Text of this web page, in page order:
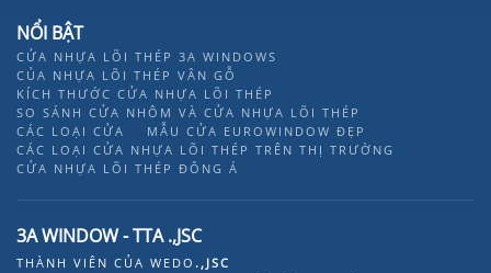
NỔI BẬT
CỬA NHỰA LÕI THÉP 3A WINDOWS
CỦA NHỰA LÕI THÉP VÂN GỖ
KÍCH THƯỚC CỬA NHỰA LÕI THÉP
SO SÁNH CỬA NHÔM VÀ CỬA NHỰA LÕI THÉP
CÁC LOẠI CỬA
MẪU CỬA EUROWINDOW ĐẸP
CÁC LOẠI CỬA NHỰA LÕI THÉP TRÊN THỊ TRƯỜNG
CỬA NHỰA LÕI THÉP ĐÔNG Á
3A WINDOW - TTA .,JSC
THÀNH VIÊN CỦA WEDO .,JSC